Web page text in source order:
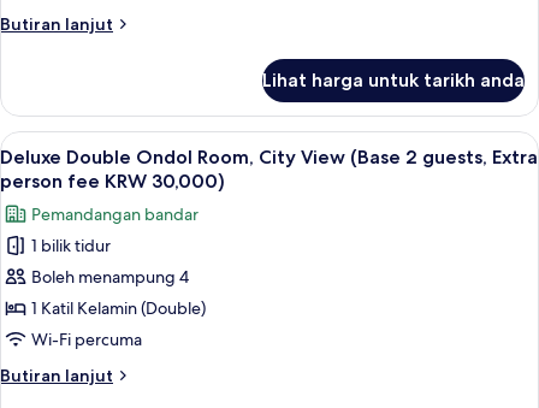
View
Butiran lanjut
Butiran
Double
Room,
City
View
Lihat harga untuk tarikh anda
Lihat
semua
foto
untuk
Deluxe
Double
Ondol
Room,
City
View
Deluxe Double Ondol Room, City
11
Deluxe Double Ondol Room, City View (Base 2 guests, Extra
person fee KRW 30,000)
Pemandangan bandar
1 bilik tidur
Boleh menampung 4
1 Katil Kelamin (Double)
Wi-Fi percuma
Butiran lanjut
Butiran